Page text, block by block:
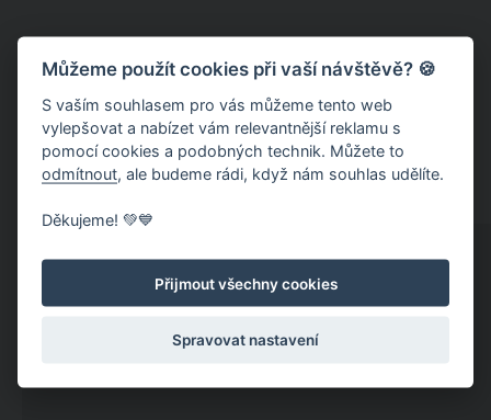
Můžeme použít cookies při vaší návštěvě? 🍪
S vaším souhlasem pro vás můžeme tento web
vylepšovat a nabízet vám relevantnější reklamu s
pomocí cookies a podobných technik. Můžete to
odmítnout, ale budeme rádi, když nám souhlas udělíte.
Děkujeme! 💚💙
Přijmout všechny cookies
Spravovat nastavení